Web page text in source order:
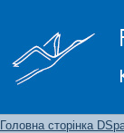
Головна сторінка